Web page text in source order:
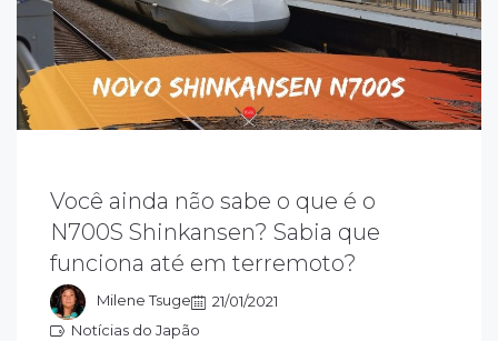
Você ainda não sabe o que é o
N700S Shinkansen? Sabia que
funciona até em terremoto?
Milene Tsuge
21/01/2021
Notícias do Japão
o mais novo trem-bala do Japão,
letra "S" significa "supreme". Supremo
indica melhoria no design, na tecnologia
conforto e pode operar durante um